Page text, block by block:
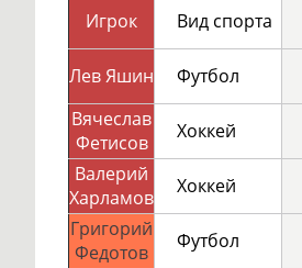
Игрок Вид спорта
Лев Яшин Футбол
Вячеслав
Фетисов
Хоккей
Валерий
Харламов
Хоккей
Григорий
Федотов
Футбол